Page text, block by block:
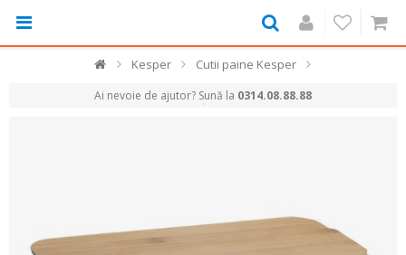
Kesper Cutii paine Kesper
Ai nevoie de ajutor? Sună la 0314.08.88.88